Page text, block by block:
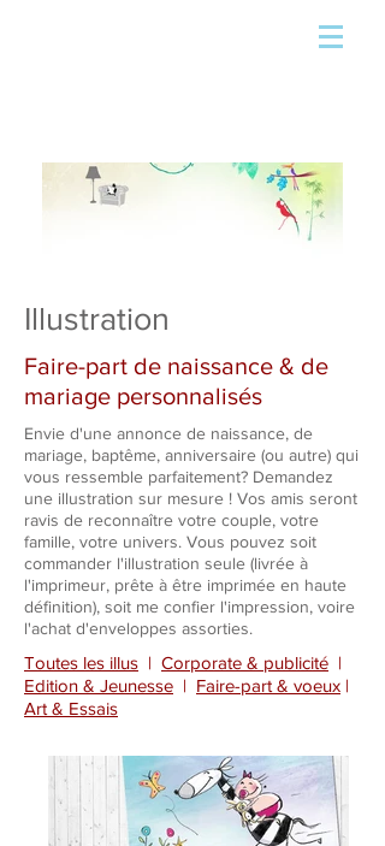
Illustration
Faire-part de naissance & de
mariage personnalisés
Envie d'une annonce de naissance, de
mariage, baptême, anniversaire (ou autre) qui
vous ressemble parfaitement? Demandez
une illustration sur mesure ! Vos amis seront
ravis de reconnaître votre couple, votre
famille, votre univers. Vous pouvez soit
commander l'illustration seule (livrée à
l'imprimeur, prête à être imprimée en haute
définition), soit me confier l'impression, voire
l'achat d'enveloppes assorties.
Toutes les illus | Corporate & publicité |
Edition & Jeunesse | Faire-part & voeux |
Art & Essais